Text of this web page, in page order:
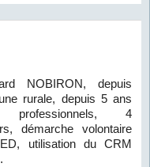
NOBIRON, depuis
rurale, depuis 5 ans
professionnels, 4
démarche volontaire
utilisation du CRM